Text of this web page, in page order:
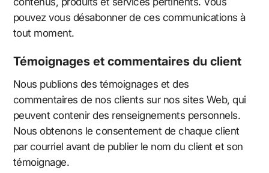
pouvez vous désabonner de ces communications à
tout moment.
Témoignages et commentaires du client
Nous publions des témoignages et des
commentaires de nos clients sur nos sites Web, qui
peuvent contenir des renseignements personnels.
Nous obtenons le consentement de chaque client
par courriel avant de publier le nom du client et son
témoignage.